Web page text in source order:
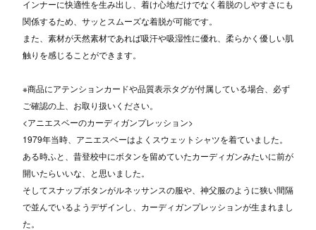
インナーに快適性を生み出し、着け心地だけでなく着脱のしやすさにも
関係するため、サッとスムーズな着脱が可能です。
また、素材が天然素材であれば吸汗や吸湿性に優れ、柔らかく優しい肌
触りを感じることができます。
※商品にアテンションカードや品質表示タグが付属している場合、必ず
ご確認の上、お取り扱いください。
<アニエスベーのカーディガンプレッション>
1979年当時、アニエスベーはよくスウェットシャツを着ていました。
ある時ふと、昔登校中にボタンを留めていたカーディガンみたいに前が
開いたらいいな、と思いました。
そしてスナップボタンがルネッサンスの服や、神父服のように狭い間隔
で並んでいるようデザインし、カーディガンプレッションが生まれまし
た。